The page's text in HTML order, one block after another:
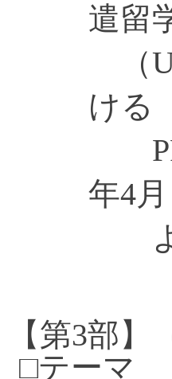
遣留
（
ける
年4月
よ
【第3部】
□テーマ